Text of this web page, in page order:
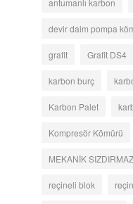
devir daim pompa
grafit Grafit DS4
karbon burç
Karbon Palet
Kompresör Kömürü
MEKANİK
reçineli blok